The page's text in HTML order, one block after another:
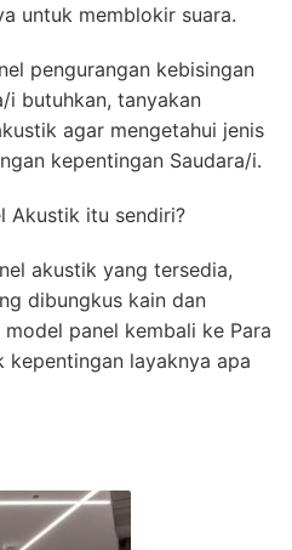
untuk memblokir suara.
pengurangan kebisingan
i butuhkan, tanyakan
agar mengetahui jenis
kepentingan Saudara/i.
Akustik itu sendiri?
akustik yang tersedia,
dibungkus kain dan
panel kembali ke Para
kepentingan layaknya apa